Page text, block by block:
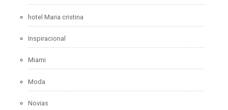
hotel Maria cristina
Inspiracional
Miami
Moda
Novias